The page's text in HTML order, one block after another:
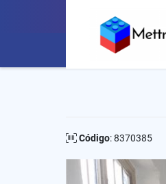
Código: 8370385